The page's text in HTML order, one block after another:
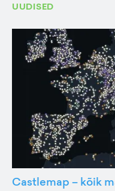
UUDISED
Castlemap – kõik